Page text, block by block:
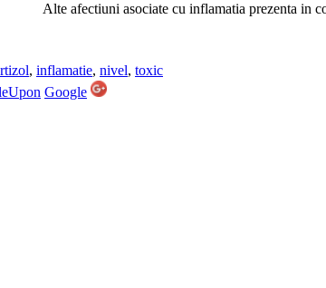
Alte afectiuni asociate cu inflamatia prezenta in
, inflamatie, nivel, toxic
Google